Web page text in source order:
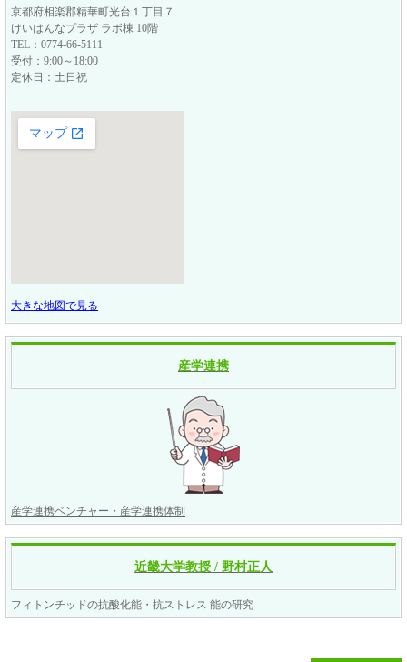
京都府相楽郡精華町光台１丁目７
けいはんなプラザ ラボ棟 10階
TEL：0774-66-5111
受付：9:00～18:00
定休日：土日祝
大きな地図で見る
産学連携
産学連携ベンチャー・産学連携体制
近畿大学教授 / 野村正人
フィトンチッドの抗酸化能・抗ストレス 能の研究